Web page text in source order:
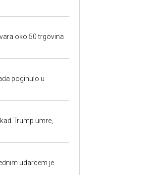
oko 50 trgovina
poginulo u
Trump umre,
udarcem je